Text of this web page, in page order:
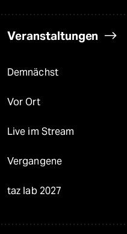
Veranstaltungen
Demnächst
Vor Ort
Live im Stream
Vergangene
taz lab 2027